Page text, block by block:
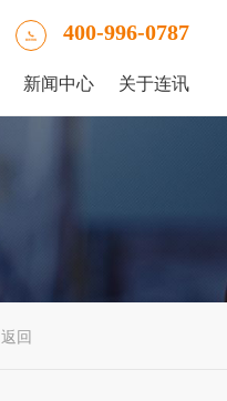
400-996-0787
新闻中心 关于连讯
返回